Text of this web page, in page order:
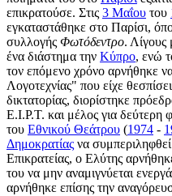
επικρατούσε. Στις 3 Μαΐου του
εγκαταστάθηκε στο Παρίσι,
συλλογής Φωτόδεντρο. Λίγους
ένα διάστημα την Κύπρο, ενώ
τον επόμενο χρόνο αρνήθηκε
Λογοτεχνίας" που είχε
δικτατορίας, διορίστηκε
Ε.Ι.Ρ.Τ. και μέλος για δεύτερη
του Εθνικού Θεάτρου (1974 -
Δημοκρατίας να
Επικρατείας, ο Ελύτης
του να μην αναμιγνύεται
αρνήθηκε επίσης την